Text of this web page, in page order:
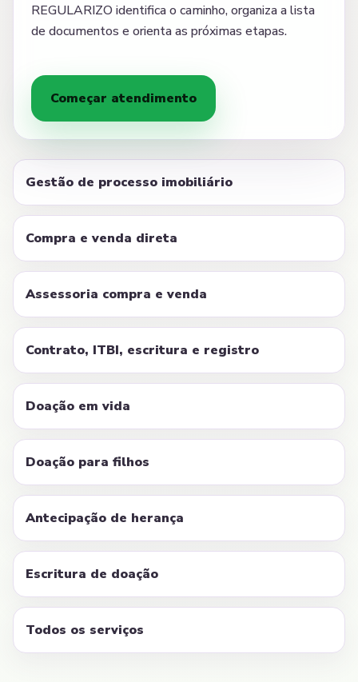
REGULARIZO identifica o caminho, organiza a lista
de documentos e orienta as próximas etapas.
Começar atendimento
Gestão de processo imobiliário
Compra e venda direta
Assessoria compra e venda
Contrato, ITBI, escritura e registro
Doação em vida
Doação para filhos
Antecipação de herança
Escritura de doação
Todos os serviços